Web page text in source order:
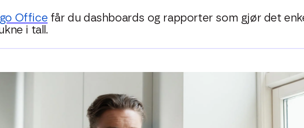
Office får du dashboards og rapporter som gjør det
i tall.